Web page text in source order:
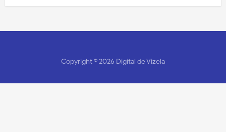
Copyright ©2026 Digital de Vizela